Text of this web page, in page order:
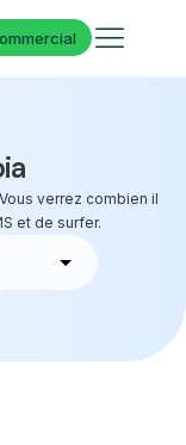
verrez combien il
et de surfer.